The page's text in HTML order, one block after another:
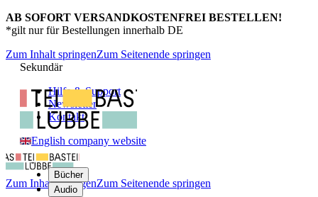
AB SOFORT VERSANDKOSTENFREI BESTELLEN!
*gilt nur für Bestellungen innerhalb DE
Zum Inhalt springenZum Seitenende springen
Sekundär
Hilfe & Support
Newsletter
Kontakt
English company website
Bücher
Audio
Zum Inhalt springenZum Seitenende springen